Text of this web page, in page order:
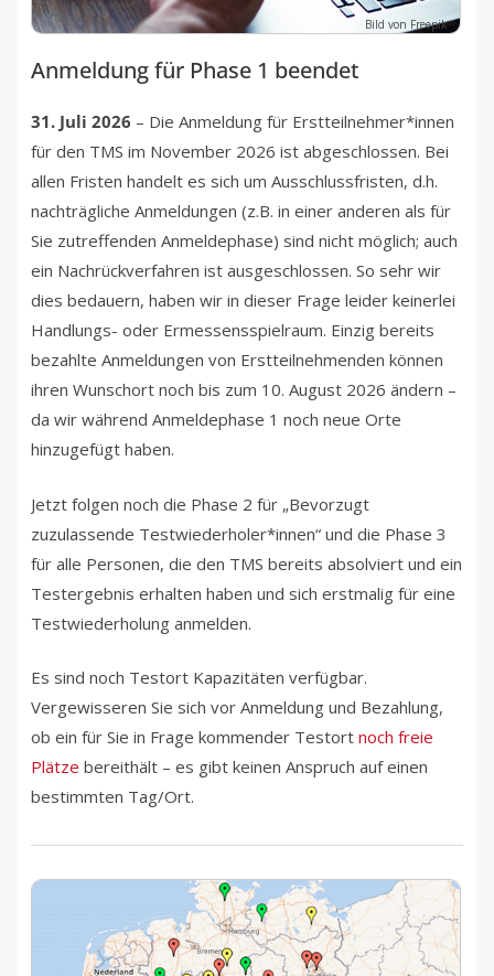
Bild von Freepik
Anmeldung für Phase 1 beendet
31. Juli 2026 – Die Anmeldung für Erstteilnehmer*innen
für den TMS im November 2026 ist abgeschlossen. Bei
allen Fristen handelt es sich um Ausschlussfristen, d.h.
nachträgliche Anmeldungen (z.B. in einer anderen als für
Sie zutreffenden Anmeldephase) sind nicht möglich; auch
ein Nachrückverfahren ist ausgeschlossen. So sehr wir
dies bedauern, haben wir in dieser Frage leider keinerlei
Handlungs- oder Ermessensspielraum. Einzig bereits
bezahlte Anmeldungen von Erstteilnehmenden können
ihren Wunschort noch bis zum 10. August 2026 ändern –
da wir während Anmeldephase 1 noch neue Orte
hinzugefügt haben.
Jetzt folgen noch die Phase 2 für „Bevorzugt
zuzulassende Testwiederholer*innen“ und die Phase 3
für alle Personen, die den TMS bereits absolviert und ein
Testergebnis erhalten haben und sich erstmalig für eine
Testwiederholung anmelden.
Es sind noch Testort Kapazitäten verfügbar.
Vergewisseren Sie sich vor Anmeldung und Bezahlung,
ob ein für Sie in Frage kommender Testortnoch freie
Plätze bereithält – es gibt keinen Anspruch auf einen
bestimmten Tag/Ort.